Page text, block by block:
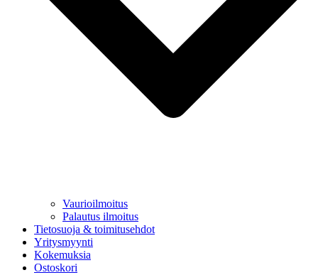
Vaurioilmoitus
Palautus ilmoitus
Tietosuoja & toimitusehdot
Yritysmyynti
Kokemuksia
Ostoskori